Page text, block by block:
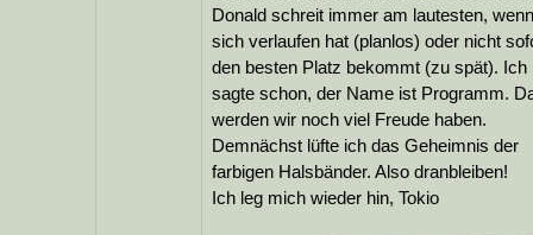
Donald schreit immer am lautesten,
sich verlaufen hat (planlos) oder nicht
den besten Platz bekommt (zu spät). Ich
sagte schon, der Name ist Programm.
werden wir noch viel Freude haben.
Demnächst lüfte ich das Geheimnis der
farbigen Halsbänder. Also dranbleiben!
Ich leg mich wieder hin, Tokio